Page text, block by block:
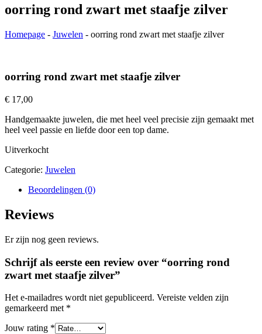
oorring rond zwart met staafje zilver
Homepage - Juwelen - oorring rond zwart met staafje zilver
oorring rond zwart met staafje zilver
€ 17,00
Handgemaakte juwelen, die met heel veel precisie zijn gemaakt met
heel veel passie en liefde door een top dame.
Uitverkocht
Categorie: Juwelen
Beoordelingen (0)
Reviews
Er zijn nog geen reviews.
Schrijf als eerste een review over “oorring rond
zwart met staafje zilver”
Het e-mailadres wordt niet gepubliceerd. Vereiste velden zijn
gemarkeerd met *
Jouw rating *